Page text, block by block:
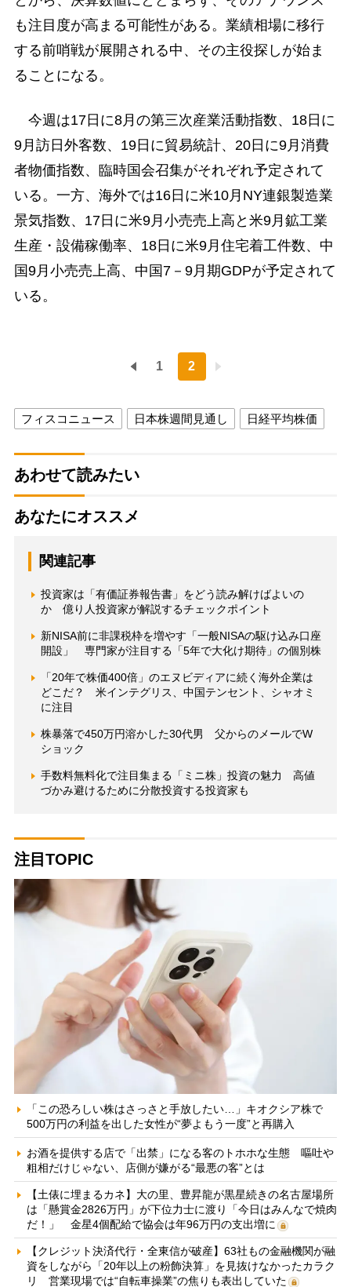
も注目度が高まる可能性がある。業績相場に移行
する前哨戦が展開される中、その主役探しが始ま
ることになる。
今週は17日に8月の第三次産業活動指数、18日に
9月訪日外客数、19日に貿易統計、20日に9月消費
者物価指数、臨時国会召集がそれぞれ予定されて
いる。一方、海外では16日に米10月NY連銀製造業
景気指数、17日に米9月小売売上高と米9月鉱工業
生産・設備稼働率、18日に米9月住宅着工件数、中
国9月小売売上高、中国7－9月期GDPが予定されて
いる。
1 2
フィスコニュース 日本株週間見通し 日経平均株価
あわせて読みたい
あなたにオススメ
関連記事
投資家は「有価証券報告書」をどう読み解けばよいの
か 億り人投資家が解説するチェックポイント
新NISA前に非課税枠を増やす「一般NISAの駆け込み口座
開設」 専門家が注目する「5年で大化け期待」の個別株
「20年で株価400倍」のエヌビディアに続く海外企業は
どこだ？ 米インテグリス、中国テンセント、シャオミ
に注目
株暴落で450万円溶かした30代男 父からのメールでW
ショック
手数料無料化で注目集まる「ミニ株」投資の魅力 高値
づかみ避けるために分散投資する投資家も
注目TOPIC
「この恐ろしい株はさっさと手放したい…」キオクシア株で
500万円の利益を出した女性が“夢よもう一度”と再購入
お酒を提供する店で「出禁」になる客のトホホな生態 嘔吐や
粗相だけじゃない、店側が嫌がる“最悪の客”とは
【土俵に埋まるカネ】大の里、豊昇龍が黒星続きの名古屋場所
は「懸賞金2826万円」が下位力士に渡り「今日はみんなで焼肉
だ！」 金星4個配給で協会は年96万円の支出増に
【クレジット決済代行・全東信が破産】63社もの金融機関が融
資をしながら「20年以上の粉飾決算」を見抜けなかったカラク
リ 営業現場では“自転車操業”の焦りも表出していた